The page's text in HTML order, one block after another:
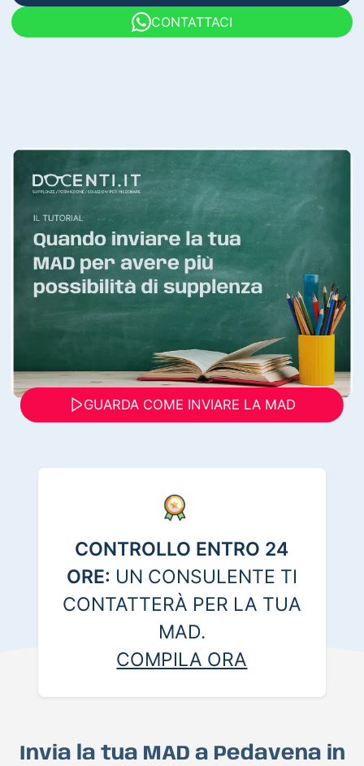
CONTATTACI
GUARDA COME INVIARE LA MAD
CONTROLLO ENTRO 24
ORE: UN CONSULENTE TI
CONTATTERÀ PER LA TUA
MAD.
COMPILA ORA
Invia la tua MAD a Pedavena in